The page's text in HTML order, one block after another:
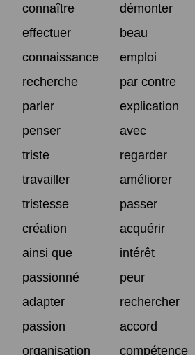
connaître
démonter
effectuer
beau
connaissance
emploi
recherche
par contre
parler
explication
penser
avec
triste
regarder
travailler
améliorer
tristesse
passer
création
acquérir
ainsi que
intérêt
passionné
peur
adapter
rechercher
passion
accord
organisation
compétence